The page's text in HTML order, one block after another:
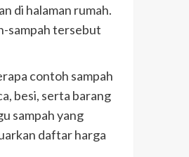
di halaman rumah.
sampah tersebut
contoh sampah
besi, serta barang
sampah yang
daftar harga